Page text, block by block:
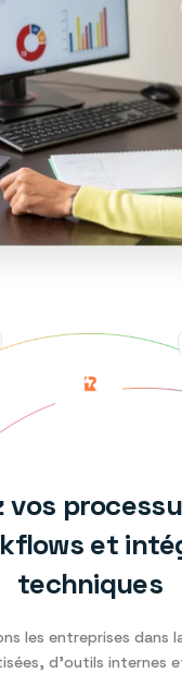
vos
et
techniques
les entreprises dans
d’outils internes